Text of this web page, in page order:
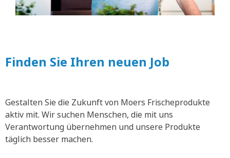
Finden Sie Ihren neuen Job
Gestalten Sie die Zukunft von Moers Frischeprodukte
aktiv mit. Wir suchen Menschen, die mit uns
Verantwortung übernehmen und unsere Produkte
täglich besser machen.